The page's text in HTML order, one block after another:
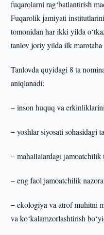
fuqarolarni rag‘batlantirish
Fuqarolik jamiyati
tomonidan har ikki yilda
tanlov joriy yilda ilk
Tanlovda quyidagi 8 ta
aniqlanadi:
− inson huquq va
− yoshlar siyosati sohasidagi
− mahallalardagi
− eng faol jamoatchilik
− ekologiya va atrof muhitni
va ko‘kalamzorlashtirish